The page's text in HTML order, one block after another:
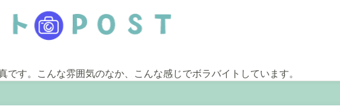
です。こんな雰囲気のなか、こんな感じでボラバイトしています。